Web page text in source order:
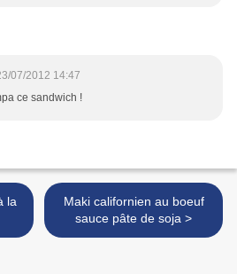
07/2012 14:47
ce sandwich !
Maki californien au boeuf
sauce pâte de soja >